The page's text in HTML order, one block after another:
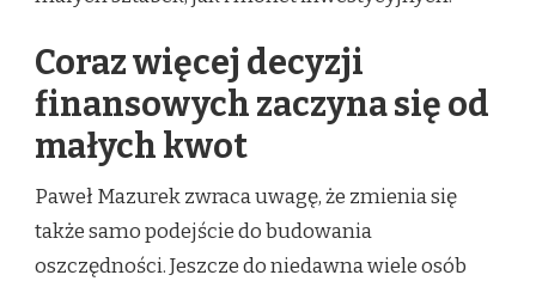
Coraz więcej decyzji
finansowych zaczyna się od
małych kwot
Paweł Mazurek zwraca uwagę, że zmienia się
także samo podejście do budowania
oszczędności. Jeszcze do niedawna wiele osób